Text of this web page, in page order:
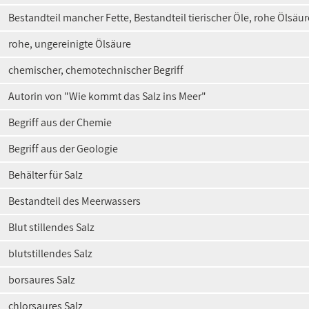
Bestandteil mancher Fette, Bestandteil tierischer Öle, rohe
rohe, ungereinigte Ölsäure
chemischer, chemotechnischer Begriff
Autorin von "Wie kommt das Salz ins Meer"
Begriff aus der Chemie
Begriff aus der Geologie
Behälter für Salz
Bestandteil des Meerwassers
Blut stillendes Salz
blutstillendes Salz
borsaures Salz
chlorsaures Salz